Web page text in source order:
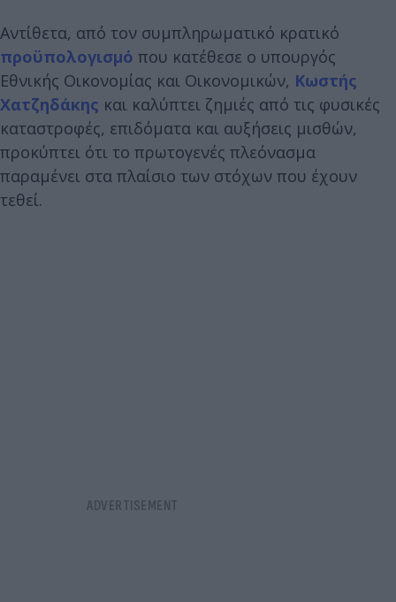
Αντίθετα, από τον συμπληρωματικό κρατικό
προϋπολογισμό που κατέθεσε ο υπουργός
Εθνικής Οικονομίας και Οικονομικών, Κωστής
Χατζηδάκης και καλύπτει ζημιές από τις φυσικές
καταστροφές, επιδόματα και αυξήσεις μισθών,
προκύπτει ότι το πρωτογενές πλεόνασμα
παραμένει στα πλαίσιο των στόχων που έχουν
τεθεί.